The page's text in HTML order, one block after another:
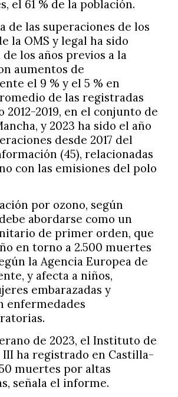
el 61 % de la población.
de las superaciones de los
la OMS y legal ha sido
los años previos a la
aumentos de
el 9 % y el 5 % en
de las registradas
2012-2019, en el conjunto de
y 2023 ha sido el año
desde 2017 del
(45), relacionadas
con las emisiones del polo
por ozono, según
abordarse como un
de primer orden, que
en torno a 2.500 muertes
la Agencia Europea de
y afecta a niños,
embarazadas y
enfermedades
de 2023, el Instituto de
III ha registrado en Castilla-
muertes por altas
señala el informe.